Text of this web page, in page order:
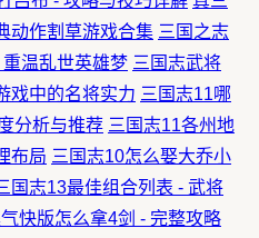
动作割草游戏合集 三国之志
温乱世英雄梦 三国志武将
戏中的名将实力 三国志11哪
分析与推荐 三国志11各州地
布局 三国志10怎么娶大乔小
国志13最佳组合列表 - 武将
快版怎么拿4剑 - 完整攻略